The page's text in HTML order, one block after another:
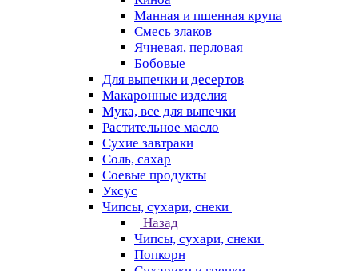
Манная и пшенная крупа
Смесь злаков
Ячневая, перловая
Бобовые
Для выпечки и десертов
Макаронные изделия
Мука, все для выпечки
Растительное масло
Сухие завтраки
Соль, сахар
Соевые продукты
Уксус
Чипсы, сухари, снеки
Назад
Чипсы, сухари, снеки
Попкорн